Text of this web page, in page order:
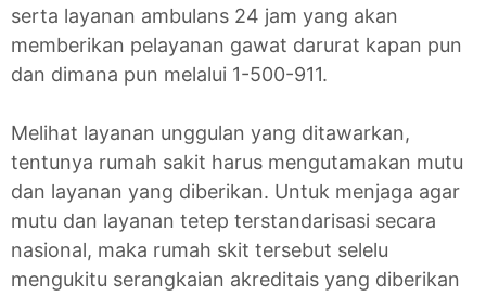
serta layanan ambulans 24 jam yang akan
memberikan pelayanan gawat darurat kapan pun
dan dimana pun melalui 1-500-911.
Melihat layanan unggulan yang ditawarkan,
tentunya rumah sakit harus mengutamakan mutu
dan layanan yang diberikan. Untuk menjaga agar
mutu dan layanan tetep terstandarisasi secara
nasional, maka rumah skit tersebut selelu
mengukitu serangkaian akreditais yang diberikan